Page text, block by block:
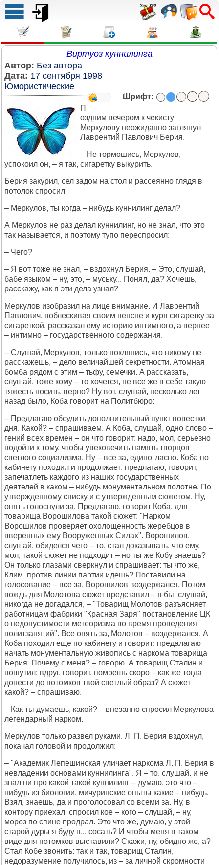
Виртуоз куннилинга
Автор: Без автора
Дата: 17 сентября 1998
Юмористические
Шрифт:
П
оздним вечером к чекисту
Меркулову неожиданно заглянул
Лаврентий Павлович Берия.
– Не тормошись, Меркулов, –
успокоил он, – я так, сигаретку выкурить.
Берия закурил, сел задом на стол и рассеянно глядя в
потолок спросил:
– Меркулов, ты когда – нибудь куннилинг делал?
А Меркулов не раз делал куннилинг, но не знал, что это
так называется, и поэтому тупо переспросил:
– Чего?
– Я вот тоже не знал, – вздохнул Берия. – Это, слушай,
бабе языком – ну, это, – муську... Понял, да? Хочешь,
расскажу, как я эти дела узнал?
Меркулов изобразил на лице внимание. И Лаврентий
Павлович, поблескивая своим пенсне и куря сигаретку за
сигареткой, рассказал ему историю интимного, а вернее
– интимно – государственного содержания.
– Слушай, Меркулов, только поклянись, что никому не
расскажешь, – дело величайшей секретности. Атомная
бомба рядом с этим – тьфу, семечки. А рассказать,
слушай, тоже кому – то хочется, не все же в себе такую
тяжесть носить, верно? Ну вот, слушай, несколько лет
назад было, Коба говорит на Политбюро:
– Предлагаю обсудить дополнительный пункт повестки
дня. Какой? – спрашиваем. А Коба, слушай, одно слово –
гений всех времен – он что говорит: надо, мол, серьезно
подойти к тому, чтобы увековечить память творцов
светлого социализма. Ну – все за, единогласно. Коба по
кабинету походил и продолжает: предлагаю, говорит,
запечатлеть каждого из наших государственных
деятелей в каком – нибудь монументальном полотне. По
утвержденному списку и с утвержденным сюжетом. Ну,
опять голоснули за. Предлагаю, говорит Коба, для
товарища Ворошилова такой сюжет: "Нарком
Ворошилов проверяет охолощенность жеребцов в
вверенных ему Вооруженных Силах". Ворошилов,
слушай, обиделся чего – то, стал доказывать, что ему,
мол, такой сюжет не подходит – но ты же Кобу знаешь?
Он только глазами сверкнул и спрашивает: ты что же,
Клим, против линии партии идешь? Поставили на
голосование – все за, Ворошилов воздержался. Потом
вождь для Молотова сюжет представил – я бы, слушай,
никогда не догадался, – "Товарищ Молотов разъясняет
работницам фабрики "Красная Заря" постановление ЦК
о недопустимости метеоризма во время проведения
политзанятий". Все опять за, Молотов – воздержался. А
Коба походил еще по кабинету и говорит: предалагаю
начать монументальную живопись с наркома товарища
Берия. Почему с меня? – говорю. А товарищ Сталин и
пошутил: вдруг, говорит, помрешь скоро – как же тогда
донести до потомков твой светлый образ? А сюжет
какой? – спрашиваю.
– Как ты думаешь, какой? – внезапно спросил Меркулова
легендарный нарком.
Меркулов только развел руками. Л. П. Берия вздохнул,
покачал головой и продолжил:
– "Академик Лепешинская уличает наркома Л. П. Берия в
невладении основами куннилинга". Я – то, слушай, и не
знал ни про какой такой куннилинг – думаю, это что –
нибудь из биологии, мичуринские опыты какие – нибудь.
Взял, знаешь, да и проголосовал со всеми за. Ну, в
контору приехал, спросил кое – кого – слушай, – ну,
мороз по спине продрал. Это что же, думаю, у этой
старой дуры я буду п... сосать? И чтобы меня в таком
виде для потомков выставили? Скажи, ну, обидно же, а?
Стал Кобе звонить: так и так, товарищ Сталин,
недоразумение получилось, из – за личной скромности